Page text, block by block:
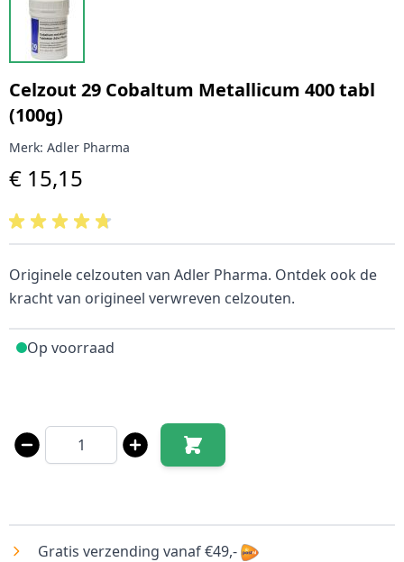
Celzout 29 Cobaltum Metallicum 400 tabl
(100g)
Merk: Adler Pharma
€ 15,15
Originele celzouten van Adler Pharma. Ontdek ook de
kracht van origineel verwreven celzouten.
Op voorraad
Aantal
Gratis verzending vanaf €49,-